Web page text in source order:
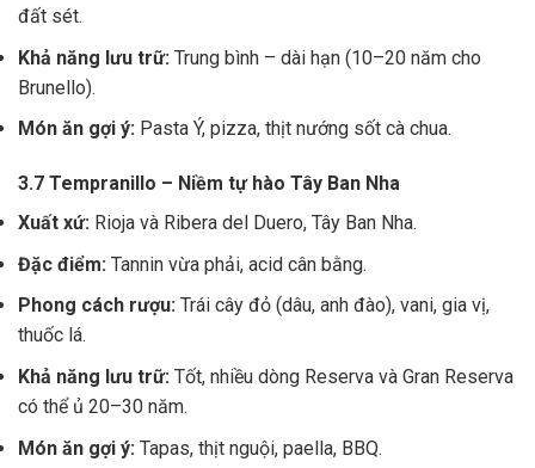
đất sét.
Khả năng lưu trữ: Trung bình – dài hạn (10–20 năm cho
Brunello).
Món ăn gợi ý: Pasta Ý, pizza, thịt nướng sốt cà chua.
3.7 Tempranillo – Niềm tự hào Tây Ban Nha
Xuất xứ: Rioja và Ribera del Duero, Tây Ban Nha.
Đặc điểm: Tannin vừa phải, acid cân bằng.
Phong cách rượu: Trái cây đỏ (dâu, anh đào), vani, gia vị,
thuốc lá.
Khả năng lưu trữ: Tốt, nhiều dòng Reserva và Gran Reserva
có thể ủ 20–30 năm.
Món ăn gợi ý: Tapas, thịt nguội, paella, BBQ.